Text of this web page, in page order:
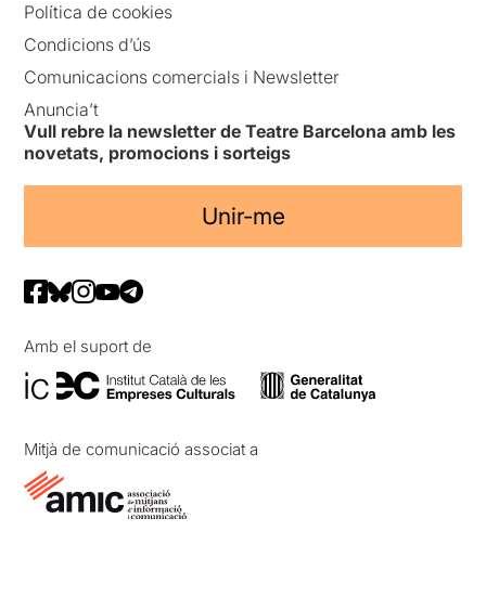
Política de cookies
Condicions d’ús
Comunicacions comercials i Newsletter
Anuncia’t
Vull rebre la newsletter de Teatre Barcelona amb les
novetats, promocions i sorteigs
Unir-me
Amb el suport de
Mitjà de comunicació associat a